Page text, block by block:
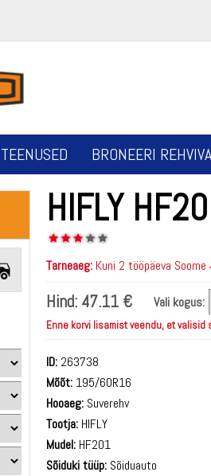
TEENUSED BRONEERI
HIFLY
Tarneaeg: Kuni 2 tööpäeva Soome
Hind: 47.11 € Vali kogus:
Enne korvi lisamist veendu, et
ID: 263738
Mõõt: 195/60R16
Hooaeg: Suverehv
Tootja: HIFLY
Mudel: HF201
Sõiduki tüüp: Sõiduauto